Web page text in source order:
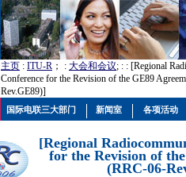
主页 : ITU-R ； : 大会和会议; : : [Regional
Conference for the Revision of the GE89
Rev.GE89)]
[Regional
for the Revision of
(RRC-06-
国际电联三大部门 新闻室 各项活动